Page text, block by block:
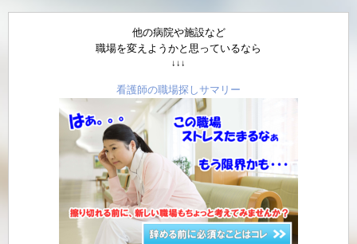
他の病院や施設など
職場を変えようかと思っているなら
↓↓↓
看護師の職場探しサマリー